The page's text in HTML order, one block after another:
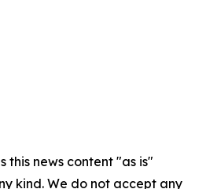
this news content "as is"
kind. We do not accept any